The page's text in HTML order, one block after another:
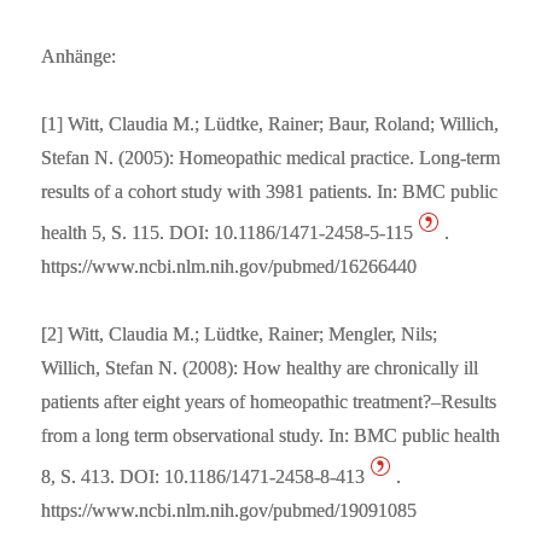
Anhänge:
[1] Witt, Claudia M.; Lüdtke, Rainer; Baur, Roland; Willich,
Stefan N. (2005): Homeopathic medical practice. Long-term
results of a cohort study with 3981 patients. In: BMC public
health 5, S. 115. DOI: 10.1186/1471-2458-5-115
.
https://www.ncbi.nlm.nih.gov/pubmed/16266440
[2] Witt, Claudia M.; Lüdtke, Rainer; Mengler, Nils;
Willich, Stefan N. (2008): How healthy are chronically ill
patients after eight years of homeopathic treatment?–Results
from a long term observational study. In: BMC public health
8, S. 413. DOI: 10.1186/1471-2458-8-413
.
https://www.ncbi.nlm.nih.gov/pubmed/19091085